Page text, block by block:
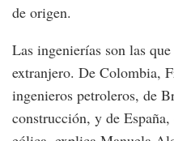
de origen.
Las ingenierías son las
extranjero. De Colombia,
ingenieros petroleros, de
construcción, y de